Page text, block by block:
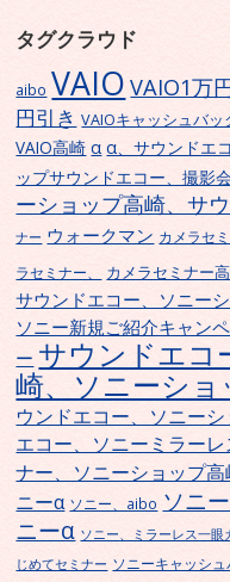
タグクラウド
aibo VAIO VAIO1万
円引き VAIOキャッシュバッ
VAIO高崎 α α、サウンドエ
ップサウンドエコー、撮影
ーショップ高崎、サウ
ナー ウォークマン カメラセ
ラセミナー、
カメラセミナー
サウンドエコー、ソニー
ソニー新規ご紹介キャン
ー サウンドエコ
崎、ソニーシ
ウンドエコー、ソニー
エコー、ソニーミラー
ナー、ソニーショップ高
ニーα ソニー、aibo ソニ
ニーα ソニー、ミラーレス一
じめてセミナー ソニーキャッシュ